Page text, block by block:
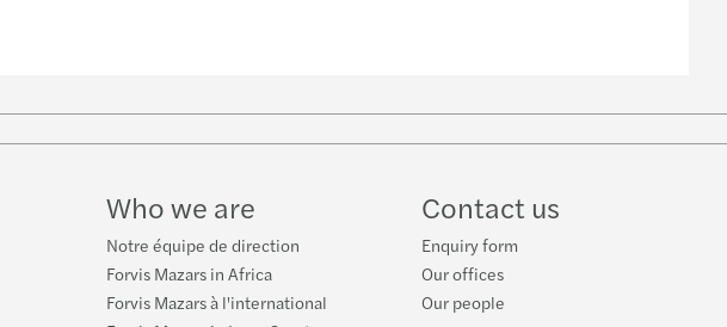
InstagramFacebook
on
Who we are
Notre équipe de direction
Forvis Mazars in Africa
Forvis Mazars à l'international
Contact us
Enquiry form
Our offices
Our people